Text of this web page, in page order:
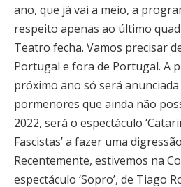
ano, que já vai a meio, a
respeito apenas ao último
Teatro fecha. Vamos precisar
Portugal e fora de Portugal. A
próximo ano só será
pormenores que ainda não
2022, será o espectáculo
Fascistas’ a fazer uma
Recentemente, estivemos na
espectáculo ‘Sopro’, de Tiago